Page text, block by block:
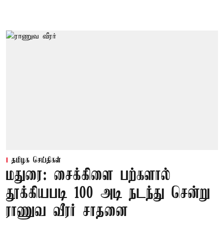
தமிழக செய்திகள்
மதுரை: சைக்கிளை பற்களால்
தூக்கியபடி 100 அடி நடந்து சென்று
ராணுவ வீரர் சாதனை